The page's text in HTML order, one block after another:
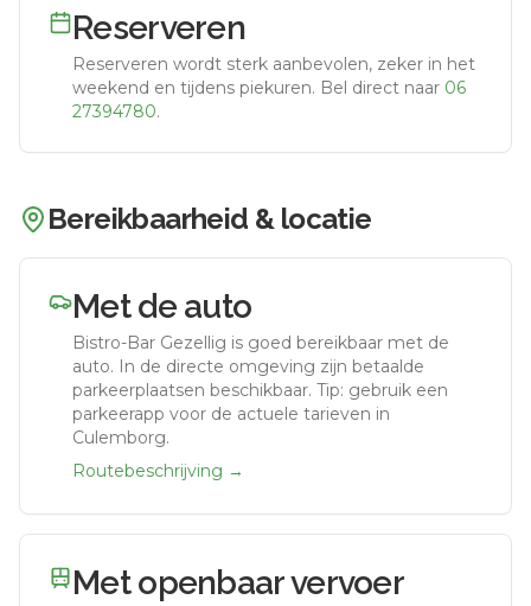
Reserveren
Reserveren wordt sterk aanbevolen, zeker in het
weekend en tijdens piekuren. Bel direct naar 06
27394780.
Bereikbaarheid & locatie
Met de auto
Bistro-Bar Gezellig is goed bereikbaar met de
auto. In de directe omgeving zijn betaalde
parkeerplaatsen beschikbaar. Tip: gebruik een
parkeerapp voor de actuele tarieven in
Culemborg.
Routebeschrijving →
Met openbaar vervoer